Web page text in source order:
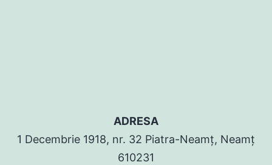
ADRESA
1 Decembrie 1918, nr. 32 Piatra-Neamț, Neamț
610231